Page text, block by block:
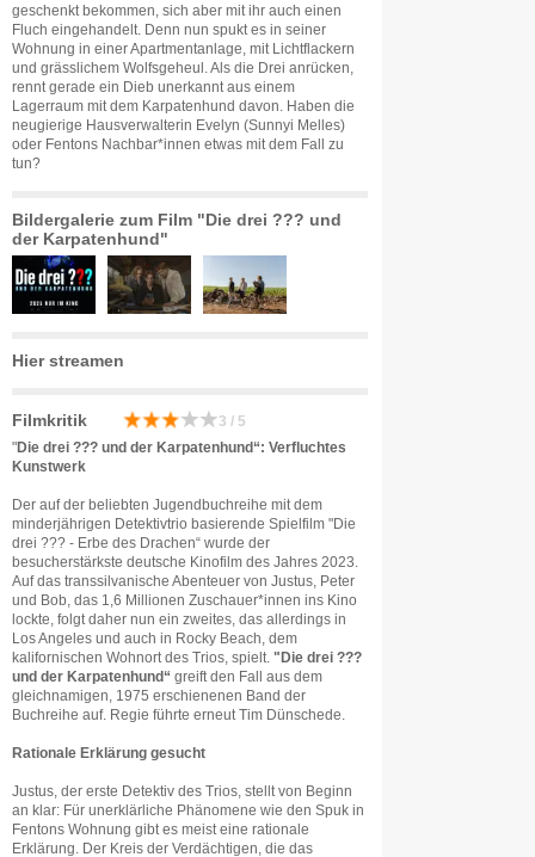
geschenkt bekommen, sich aber mit ihr auch einen
Fluch eingehandelt. Denn nun spukt es in seiner
Wohnung in einer Apartmentanlage, mit Lichtflackern
und grässlichem Wolfsgeheul. Als die Drei anrücken,
rennt gerade ein Dieb unerkannt aus einem
Lagerraum mit dem Karpatenhund davon. Haben die
neugierige Hausverwalterin Evelyn (Sunnyi Melles)
oder Fentons Nachbar*innen etwas mit dem Fall zu
tun?
Bildergalerie zum Film "Die drei ??? und
der Karpatenhund"
Hier streamen
Filmkritik 3 / 5
"Die drei ??? und der Karpatenhund“: Verfluchtes
Kunstwerk
Der auf der beliebten Jugendbuchreihe mit dem
minderjährigen Detektivtrio basierende Spielfilm "Die
drei ??? - Erbe des Drachen“ wurde der
besucherstärkste deutsche Kinofilm des Jahres 2023.
Auf das transsilvanische Abenteuer von Justus, Peter
und Bob, das 1,6 Millionen Zuschauer*innen ins Kino
lockte, folgt daher nun ein zweites, das allerdings in
Los Angeles und auch in Rocky Beach, dem
kalifornischen Wohnort des Trios, spielt. "Die drei ???
und der Karpatenhund“ greift den Fall aus dem
gleichnamigen, 1975 erschienenen Band der
Buchreihe auf. Regie führte erneut Tim Dünschede.
Rationale Erklärung gesucht
Justus, der erste Detektiv des Trios, stellt von Beginn
an klar: Für unerklärliche Phänomene wie den Spuk in
Fentons Wohnung gibt es meist eine rationale
Erklärung. Der Kreis der Verdächtigen, die das